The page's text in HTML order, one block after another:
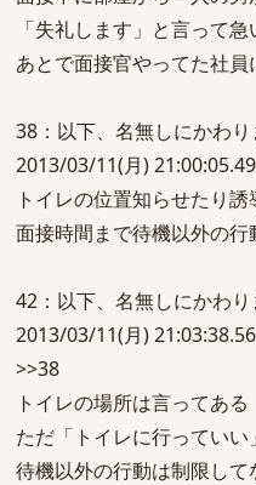
「失礼します」と言って
あとで面接官やってた社
38：以下、名無しにかわ
2013/03/11(月)
トイレの位置知らせたり誘
面接時間まで待機以外の
42：以下、名無しにかわ
2013/03/11(月)
>>38
トイレの場所は言ってある
ただ「トイレに行ってい
待機以外の行動は制限して